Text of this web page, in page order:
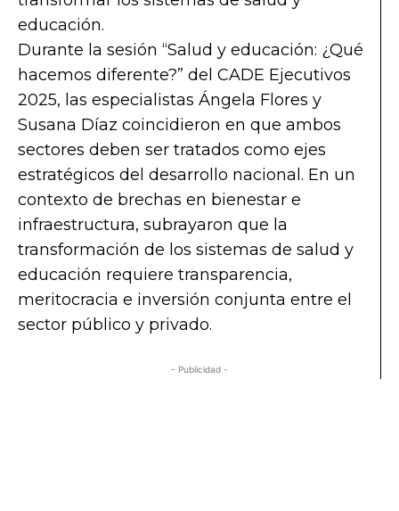
educación.
Durante la sesión “Salud y educación: ¿Qué
hacemos diferente?” del CADE Ejecutivos
2025, las especialistas Ángela Flores y
Susana Díaz coincidieron en que ambos
sectores deben ser tratados como ejes
estratégicos del desarrollo nacional. En un
contexto de brechas en bienestar e
infraestructura, subrayaron que la
transformación de los sistemas de salud y
educación requiere transparencia,
meritocracia e inversión conjunta entre el
sector público y privado.
- Publicidad -